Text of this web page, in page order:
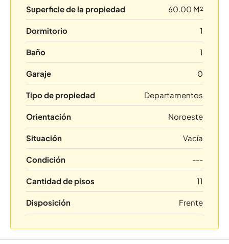
Superficie de la propiedad 60.00 M²
Dormitorio 1
Baño 1
Garaje 0
Tipo de propiedad Departamentos
Orientación Noroeste
Situación Vacía
Condición ---
Cantidad de pisos 11
Disposición Frente